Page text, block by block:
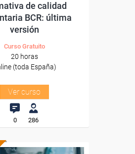
de calidad
BCR: última
versión
Curso Gratuito
20 horas
(toda España)
Ver curso
0 286